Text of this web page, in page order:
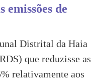
emissões de
Distrital da Haia
que reduzisse as
relativamente aos